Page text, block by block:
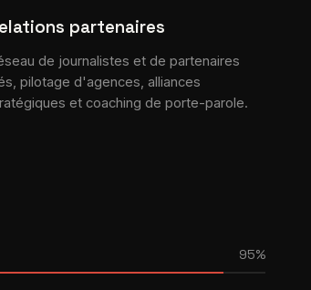
partenaires
de journalistes et de partenaires
pilotage d'agences, alliances
et coaching de porte-parole.
95%